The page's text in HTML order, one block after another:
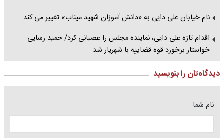
نام خیابان علی دایی به «دانش آموزان شهید میناب» تغییر می کند
اقدام تازه علی دایی، نماینده مجلس را عصبانی کرد/ حمید رسایی
خواستار برخورد قوه قضاییه با شهریار شد
دیدگاه‌تان را بنویسید
نام شما